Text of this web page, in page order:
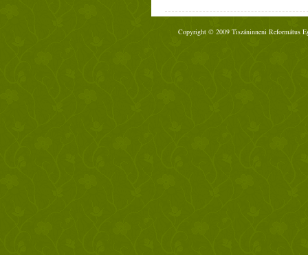
Copyright © 2009 Tiszáninneni Református